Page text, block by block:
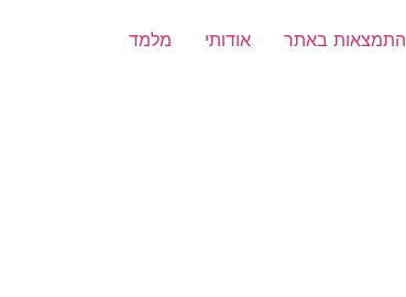
התמצאות באתר אודותי מלמד